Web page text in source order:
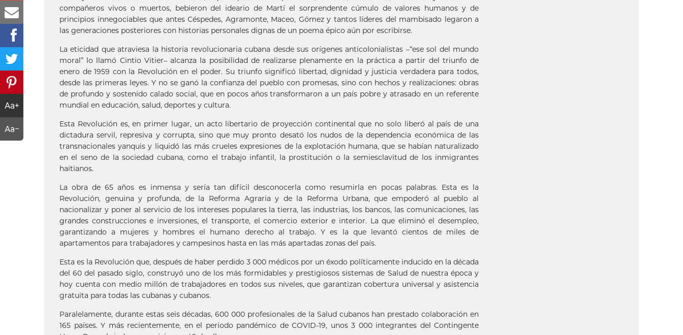
compañeros vivos o muertos, bebieron del ideario de Martí el sorprendente cúmulo de valores humanos y de
principios innegociables que antes Céspedes, Agramonte, Maceo, Gómez y tantos líderes del mambisado legaron a
las generaciones posteriores con historias personales dignas de un poema épico aún por escribirse.
La eticidad que atraviesa la historia revolucionaria cubana desde sus orígenes anticolonialistas –“ese sol del mundo
moral” lo llamó Cintio Vitier– alcanza la posibilidad de realizarse plenamente en la práctica a partir del triunfo de
enero de 1959 con la Revolución en el poder. Su triunfo significó libertad, dignidad y justicia verdadera para todos,
desde las primeras leyes. Y no se ganó la confianza del pueblo con promesas, sino con hechos y realizaciones: obras
de profundo y sostenido calado social, que en pocos años transformaron a un país pobre y atrasado en un referente
mundial en educación, salud, deportes y cultura.
Esta Revolución es, en primer lugar, un acto libertario de proyección continental que no solo liberó al país de una
dictadura servil, represiva y corrupta, sino que muy pronto desató los nudos de la dependencia económica de las
transnacionales yanquis y liquidó las más crueles expresiones de la explotación humana, que se habían naturalizado
en el seno de la sociedad cubana, como el trabajo infantil, la prostitución o la semiesclavitud de los inmigrantes
haitianos.
La obra de 65 años es inmensa y sería tan difícil desconocerla como resumirla en pocas palabras. Esta es la
Revolución, genuina y profunda, de la Reforma Agraria y de la Reforma Urbana, que empoderó al pueblo al
nacionalizar y poner al servicio de los intereses populares la tierra, las industrias, los bancos, las comunicaciones, las
grandes construcciones e inversiones, el transporte, el comercio exterior e interior. La que eliminó el desempleo,
garantizando a mujeres y hombres el humano derecho al trabajo. Y es la que levantó cientos de miles de
apartamentos para trabajadores y campesinos hasta en las más apartadas zonas del país.
Esta es la Revolución que, después de haber perdido 3 000 médicos por un éxodo políticamente inducido en la década
del 60 del pasado siglo, construyó uno de los más formidables y prestigiosos sistemas de Salud de nuestra época y
hoy cuenta con medio millón de trabajadores en todos sus niveles, que garantizan cobertura universal y asistencia
gratuita para todas las cubanas y cubanos.
Paralelamente, durante estas seis décadas, 600 000 profesionales de la Salud cubanos han prestado colaboración en
165 países. Y más recientemente, en el periodo pandémico de COVID-19, unos 3 000 integrantes del Contingente